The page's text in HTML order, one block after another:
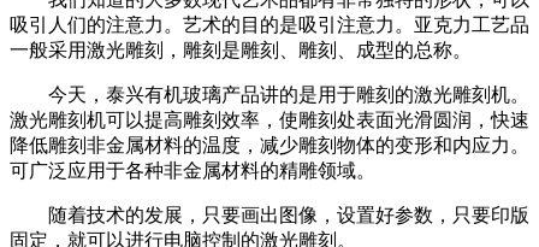
吸引人们的注意力。艺术的目的是吸引注意力。亚克力工艺品
一般采用激光雕刻，雕刻是雕刻、雕刻、成型的总称。
今天，泰兴有机玻璃产品讲的是用于雕刻的激光雕刻机。
激光雕刻机可以提高雕刻效率，使雕刻处表面光滑圆润，快速
降低雕刻非金属材料的温度，减少雕刻物体的变形和内应力。
可广泛应用于各种非金属材料的精雕领域。
随着技术的发展，只要画出图像，设置好参数，只要印版
固定，就可以进行电脑控制的激光雕刻。